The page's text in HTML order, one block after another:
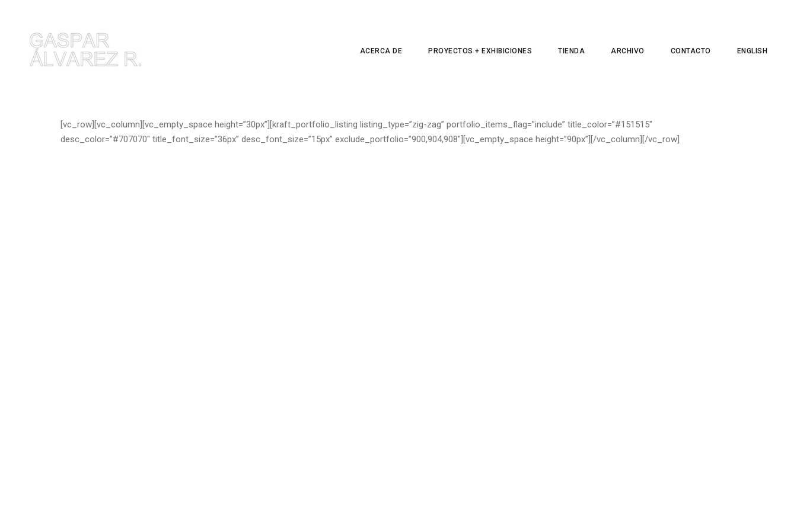
ACERCA DE PROYECTOS + EXHIBICIONES TIENDA ARCHIVO CONTACTO ENGLISH
[vc_row][vc_column][vc_empty_space height=”30px”][kraft_portfolio_listing listing_type=”zig-zag” portfolio_items_flag=”include” title_color=”#151515″
desc_color=”#707070″ title_font_size=”36px” desc_font_size=”15px” exclude_portfolio=”900,904,908″][vc_empty_space height=”90px”][/vc_column][/vc_row]